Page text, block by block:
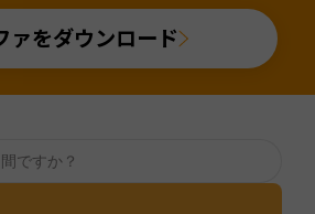
ァをダウンロード